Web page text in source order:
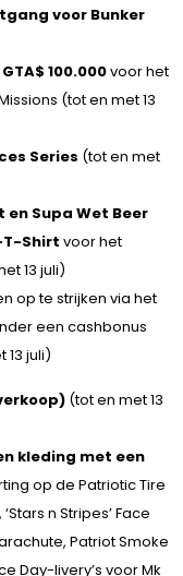
voor Bunker
100.000voor het
(tot en met 13
Series (tot en met
Supa Wet Beer
Shirt voor het
13 juli)
op te strijken via het
een cashbonus
13 juli)
(tot en met 13
kleding met een
op de Patriotic Tire
n Stripes’ Face
Patriot Smoke
Day-livery’s voor Mk